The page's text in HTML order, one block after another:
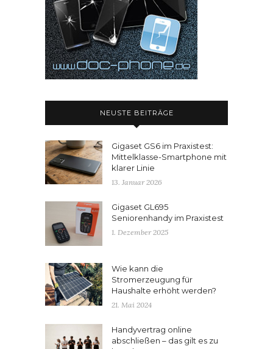
NEUSTE BEITRÄGE
Gigaset GS6 im Praxistest:
Mittelklasse-Smartphone mit
klarer Linie
13. Januar 2026
Gigaset GL695
Seniorenhandy im Praxistest
1. Dezember 2025
Wie kann die
Stromerzeugung für
Haushalte erhöht werden?
21. Mai 2024
Handyvertrag online
abschließen – das gilt es zu